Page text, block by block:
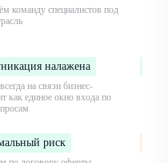
команду специалистов под
налажена
на связи бизнес-
как единое окно входа по
риск